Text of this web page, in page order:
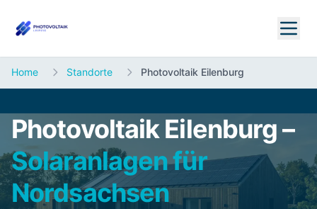
Home Standorte Photovoltaik Eilenburg
Photovoltaik Eilenburg –
Solaranlagen für
Nordsachsen